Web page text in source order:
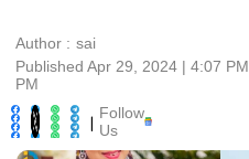
Author : sai
Published Apr 29, 2024 | 4:07 PM
PM
| Follow
Us